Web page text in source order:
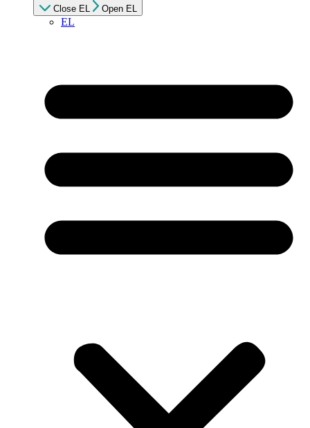
Close EL Open EL
EL